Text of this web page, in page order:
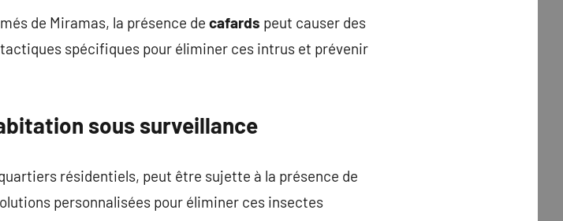
de Miramas, la présence de cafards peut causer des
spécifiques pour éliminer ces intrus et prévenir
sous surveillance
résidentiels, peut être sujette à la présence de
personnalisées pour éliminer ces insectes